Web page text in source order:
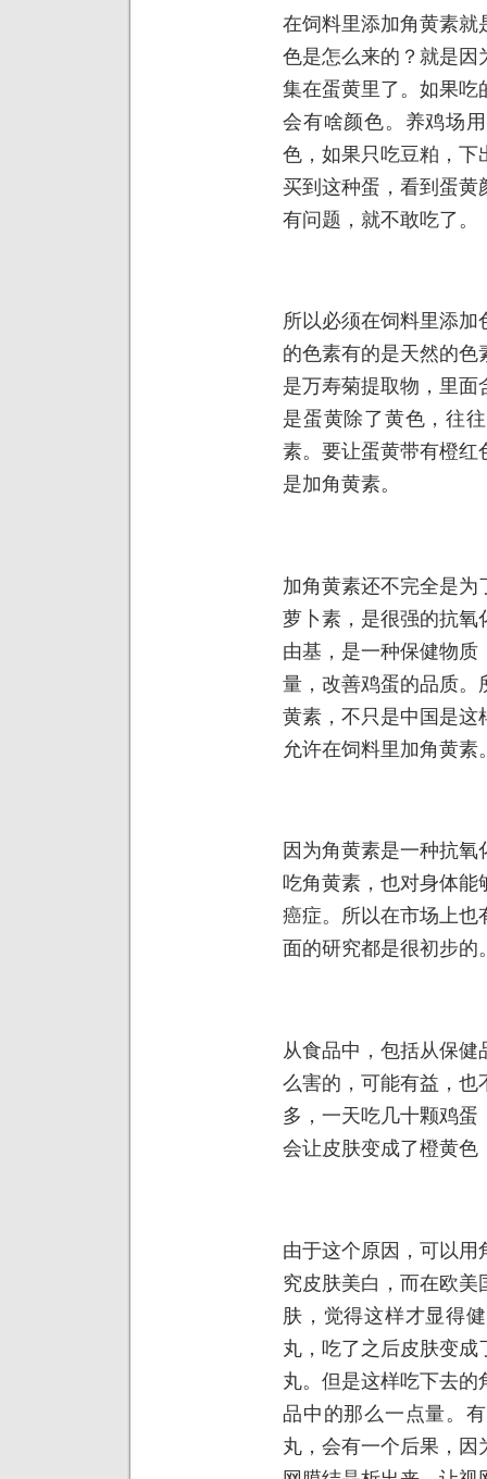
在饲料里添加角黄素就
色是怎么来的？就是因
集在蛋黄里了。如果吃
会有啥颜色。养鸡场
色，如果只吃豆粕，下
买到这种蛋，看到蛋黄
有问题，就不敢吃了。
所以必须在饲料里添
的色素有的是天然的
是万寿菊提取物，里
是蛋黄除了黄色，往
素。要让蛋黄带有橙红
是加角黄素。
加角黄素还不完全是
萝卜素，是很强的抗氧
由基，是一种保健物
量，改善鸡蛋的品质。
黄素，不只是中国是这
允许在饲料里加角黄素
因为角黄素是一种抗
吃角黄素，也对身体能
癌症。所以在市场上也
面的研究都是很初步的
从食品中，包括从保
么害的，可能有益，也
多，一天吃几十颗鸡
会让皮肤变成了橙黄色
由于这个原因，可以
究皮肤美白，而在欧
肤，觉得这样才显得
丸，吃了之后皮肤变
丸。但是这样吃下去
品中的那么一点量。
丸，会有一个后果，